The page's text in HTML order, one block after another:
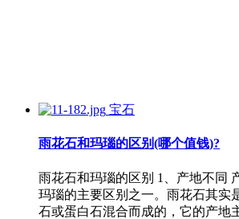
宝石
雨花石和玛瑙的区别(哪个值钱)?
雨花石和玛瑙的区别 1、产地不同
玛瑙的主要区别之一。雨花石其实
石或蛋白石混合而成的，它的产地